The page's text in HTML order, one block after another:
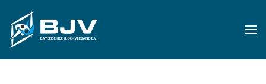
Zum Hauptinhalt springen